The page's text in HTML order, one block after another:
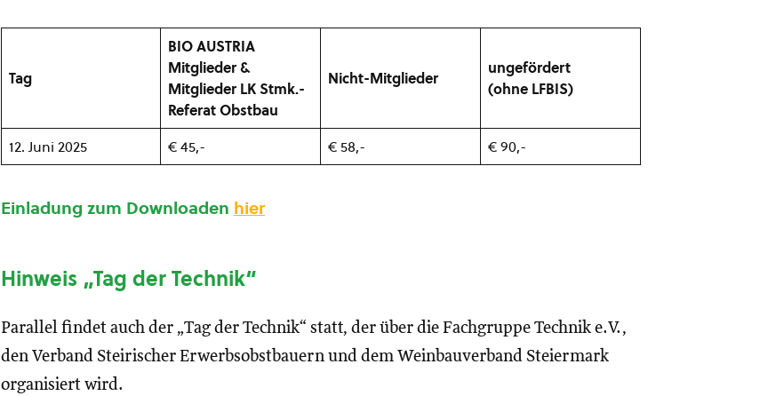
Tag
BIO AUSTRIA
Mitglieder &
Mitglieder LK Stmk.-
Referat Obstbau
Nicht-Mitglieder
ungefördert
(ohne LFBIS)
12. Juni 2025 € 45,- € 58,- € 90,-
Einladung zum Downloaden hier
Hinweis „Tag der Technik“
Parallel findet auch der „Tag der Technik“ statt, der über die Fachgruppe Technik e.V.,
den Verband Steirischer Erwerbsobstbauern und dem Weinbauverband Steiermark
organisiert wird.